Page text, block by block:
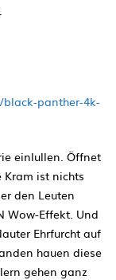
panther-4k-
einlullen. Öffnet
Kram ist nichts
den Leuten
Wow-Effekt. Und
Ehrfurcht auf
hauen diese
gehen ganz